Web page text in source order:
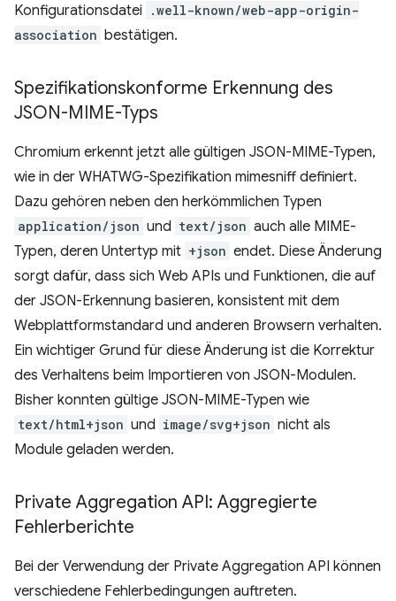
Konfigurationsdatei
.well-known/web-app-origin-
association bestätigen.
Spezifikationskonforme Erkennung des
JSON-MIME-Typs
Chromium erkennt jetzt alle gültigen JSON-MIME-Typen,
wie in der WHATWG-Spezifikation mimesniff definiert.
Dazu gehören neben den herkömmlichen Typen
application/json und text/json auch alle MIME-
Typen, deren Untertyp mit +json endet. Diese Änderung
sorgt dafür, dass sich Web APIs und Funktionen, die auf
der JSON-Erkennung basieren, konsistent mit dem
Webplattformstandard und anderen Browsern verhalten.
Ein wichtiger Grund für diese Änderung ist die Korrektur
des Verhaltens beim Importieren von JSON-Modulen.
Bisher konnten gültige JSON-MIME-Typen wie
text/html+json und image/svg+json nicht als
Module geladen werden.
Private Aggregation API: Aggregierte
Fehlerberichte
Bei der Verwendung der Private Aggregation API können
verschiedene Fehlerbedingungen auftreten.